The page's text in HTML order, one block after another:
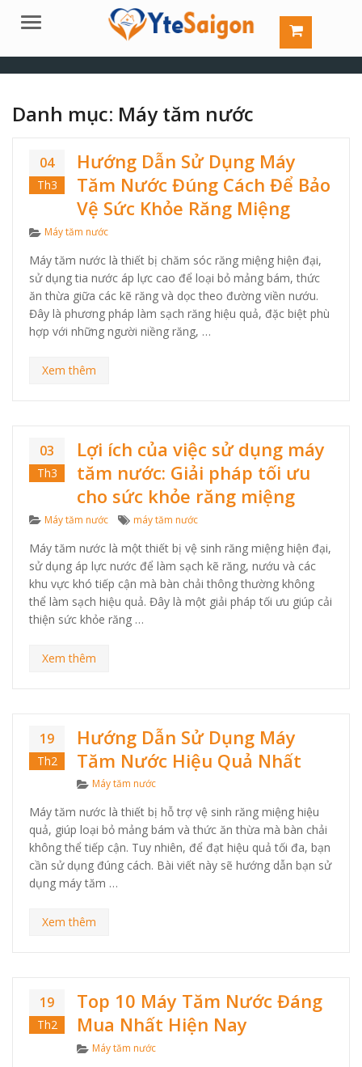
Menu
Danh mục: Máy tăm nước
04
Th3
Hướng Dẫn Sử Dụng Máy
Tăm Nước Đúng Cách Để Bảo
Vệ Sức Khỏe Răng Miệng
Categories
Máy tăm nước
Máy tăm nước là thiết bị chăm sóc răng miệng hiện đại,
sử dụng tia nước áp lực cao để loại bỏ mảng bám, thức
ăn thừa giữa các kẽ răng và dọc theo đường viền nướu.
Đây là phương pháp làm sạch răng hiệu quả, đặc biệt phù
hợp với những người niềng răng, …
Xem thêm
03
Th3
Lợi ích của việc sử dụng máy
tăm nước: Giải pháp tối ưu
cho sức khỏe răng miệng
Categories
Máy tăm nước Tags
máy tăm nước
Máy tăm nước là một thiết bị vệ sinh răng miệng hiện đại,
sử dụng áp lực nước để làm sạch kẽ răng, nướu và các
khu vực khó tiếp cận mà bàn chải thông thường không
thể làm sạch hiệu quả. Đây là một giải pháp tối ưu giúp cải
thiện sức khỏe răng …
Xem thêm
19
Th2
Hướng Dẫn Sử Dụng Máy
Tăm Nước Hiệu Quả Nhất
Categories
Máy tăm nước
Máy tăm nước là thiết bị hỗ trợ vệ sinh răng miệng hiệu
quả, giúp loại bỏ mảng bám và thức ăn thừa mà bàn chải
không thể tiếp cận. Tuy nhiên, để đạt hiệu quả tối đa, bạn
cần sử dụng đúng cách. Bài viết này sẽ hướng dẫn bạn sử
dụng máy tăm …
Xem thêm
19
Th2
Top 10 Máy Tăm Nước Đáng
Mua Nhất Hiện Nay
Categories
Máy tăm nước